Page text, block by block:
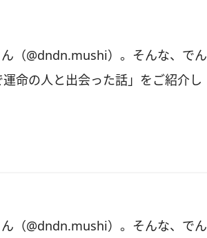
（@dndn.mushi）。そんな、でん
命の人と出会った話」をご紹介し
（@dndn.mushi）。そんな、でん